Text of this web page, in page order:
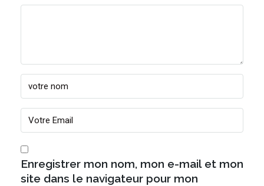
Enregistrer mon nom, mon e-mail et mon
site dans le navigateur pour mon